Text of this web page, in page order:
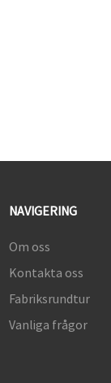
NAVIGERING
Om oss
Kontakta oss
Fabriksrundtur
Vanliga frågor